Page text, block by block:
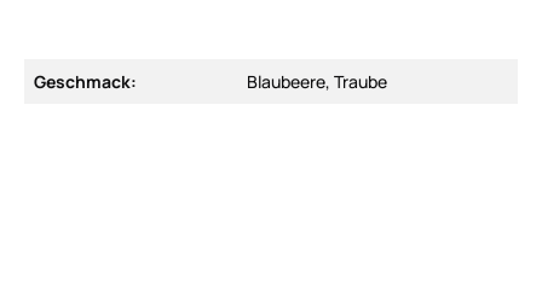
Geschmack: Blaubeere, Traube